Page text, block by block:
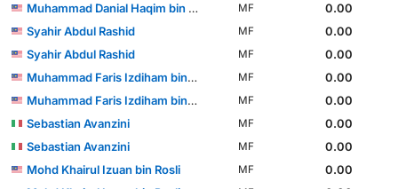
Muhammad Danial Haqim bin Deraman
MF
0.00
Syahir Abdul Rashid
MF
0.00
Syahir Abdul Rashid
MF
0.00
Muhammad Faris Izdiham bin Awang Kechik
MF
0.00
Muhammad Faris Izdiham bin Awang Kechik
MF
0.00
Sebastian Avanzini
MF
0.00
Sebastian Avanzini
MF
0.00
Mohd Khairul Izuan bin Rosli
MF
0.00